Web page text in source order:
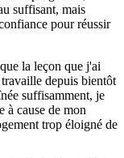
suffisant, mais
pour réussir
la leçon que j'ai
depuis bientôt
suffisamment, je
à cause de mon
trop éloigné de